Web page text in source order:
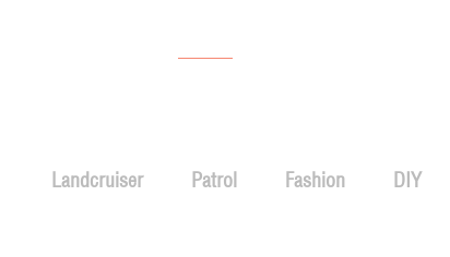
Landcruiser Patrol Fashion DIY